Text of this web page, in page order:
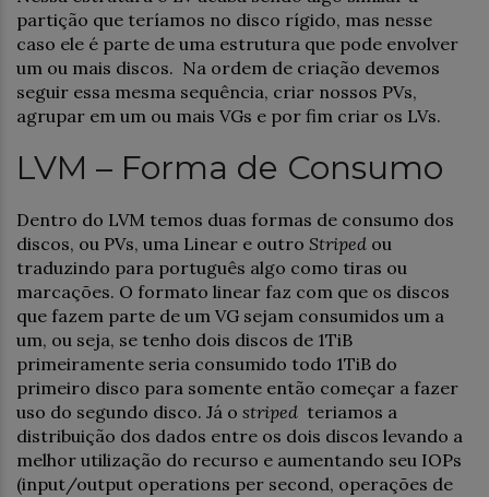
partição que teríamos no disco rígido, mas nesse
caso ele é parte de uma estrutura que pode envolver
um ou mais discos. Na ordem de criação devemos
seguir essa mesma sequência, criar nossos PVs,
agrupar em um ou mais VGs e por fim criar os LVs.
LVM – Forma de Consumo
Dentro do LVM temos duas formas de consumo dos
discos, ou PVs, uma Linear e outro Striped ou
traduzindo para português algo como tiras ou
marcações. O formato linear faz com que os discos
que fazem parte de um VG sejam consumidos um a
um, ou seja, se tenho dois discos de 1TiB
primeiramente seria consumido todo 1TiB do
primeiro disco para somente então começar a fazer
uso do segundo disco. Já o striped teriamos a
distribuição dos dados entre os dois discos levando a
melhor utilização do recurso e aumentando seu IOPs
(input/output operations per second, operações de